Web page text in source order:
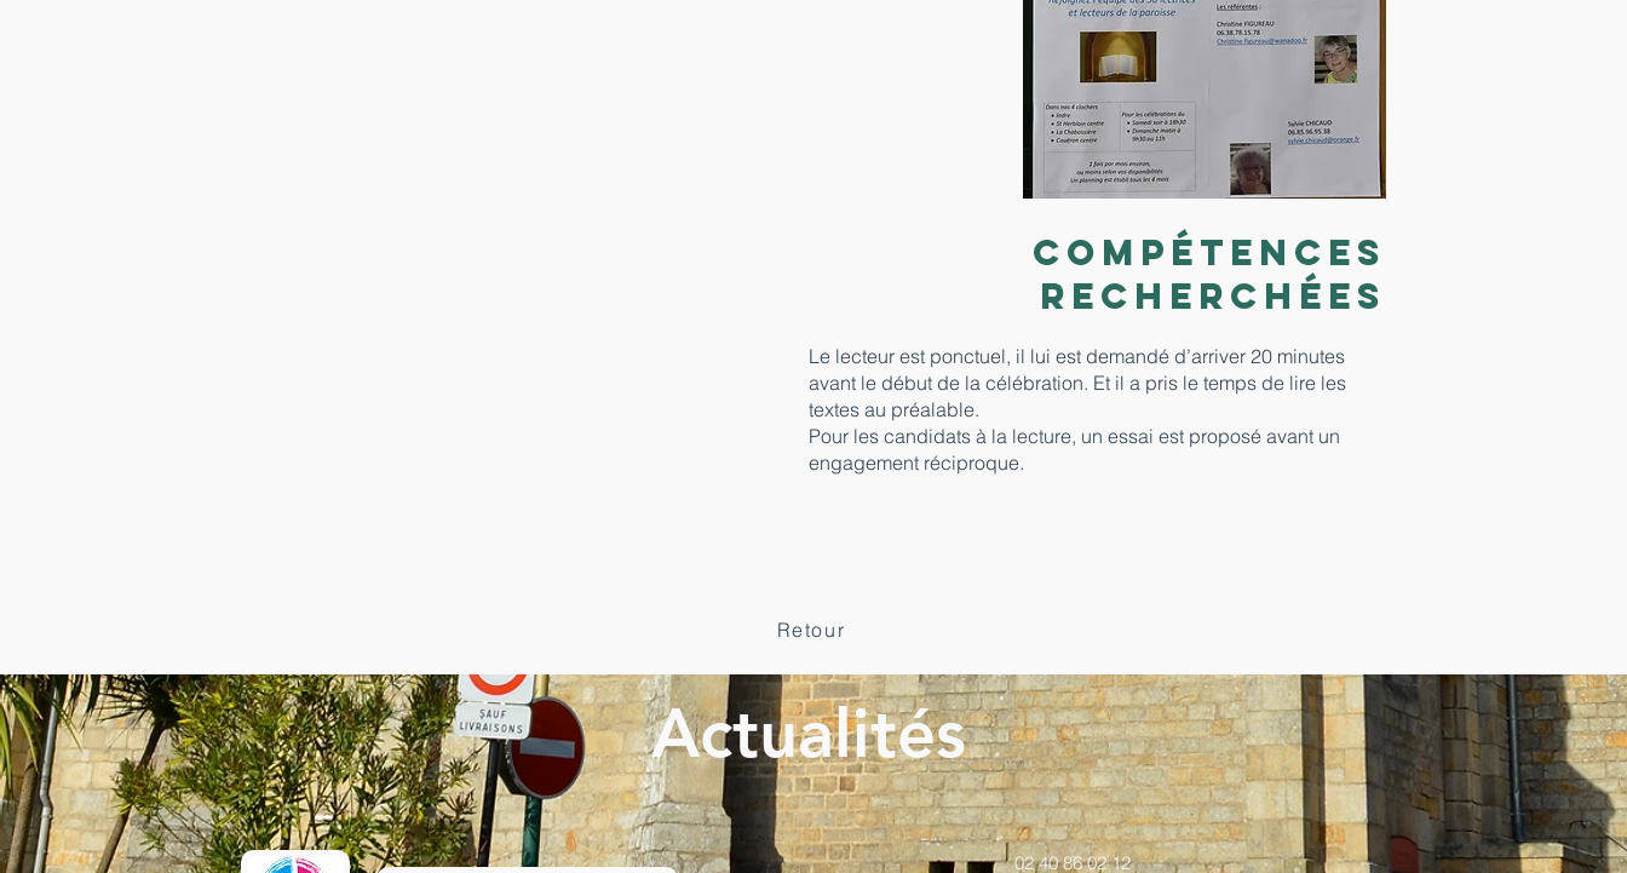
Compétences
recherchées
Le lecteur est ponctuel, il lui est demandé d’arriver 20 minutes
avant le début de la célébration. Et il a pris le temps de lire les
textes au préalable.
Pour les candidats à la lecture, un essai est proposé avant un
engagement réciproque.
Retour
Actualités
02 40 86 02 12